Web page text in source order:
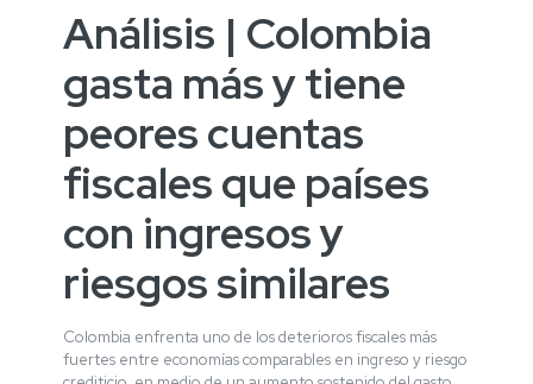
Análisis | Colombia
gasta más y tiene
peores cuentas
fiscales que países
con ingresos y
riesgos similares
Colombia enfrenta uno de los deterioros fiscales más
fuertes entre economías comparables en ingreso y riesgo